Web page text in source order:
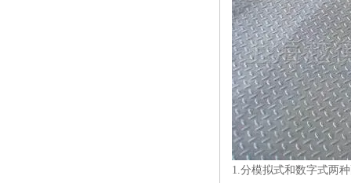
1.分模拟式和数字式两